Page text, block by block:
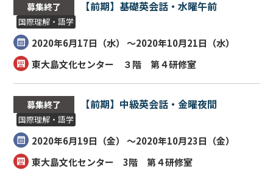
募集終了 【前期】基礎英会話・水曜午前
国際理解・語学
2020年6月17日（水） ～2020年10月21日（水）
東大島文化センター ３階 第４研修室
募集終了 【前期】中級英会話・金曜夜間
国際理解・語学
2020年6月19日（金） ～2020年10月23日（金）
東大島文化センター 3階 第４研修室